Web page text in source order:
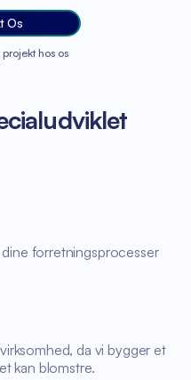
Os
hos os
forretningsprocesser
da vi bygger et
kan blomstre.